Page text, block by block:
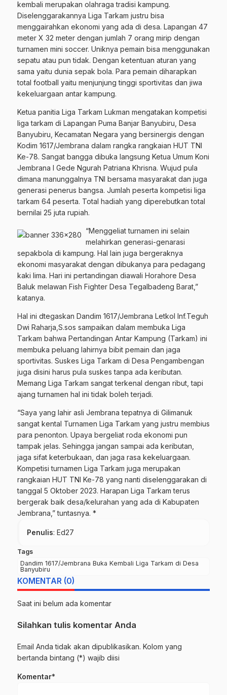
kembali merupakan olahraga tradisi kampung.
Diselenggarakannya Liga Tarkam justru bisa
menggairahkan ekonomi yang ada di desa. Lapangan 47
meter X 32 meter dengan jumlah 7 orang mirip dengan
turnamen mini soccer. Uniknya pemain bisa menggunakan
sepatu atau pun tidak. Dengan ketentuan aturan yang
sama yaitu dunia sepak bola. Para pemain diharapkan
total football yaitu menjunjung tinggi sportivitas dan jiwa
kekeluargaan antar kampung.
Ketua panitia Liga Tarkam Lukman mengatakan kompetisi
liga tarkam di Lapangan Puma Banjar Banyubiru, Desa
Banyubiru, Kecamatan Negara yang bersinergis dengan
Kodim 1617/Jembrana dalam rangka rangkaian HUT TNI
Ke-78. Sangat bangga dibuka langsung Ketua Umum Koni
Jembrana I Gede Ngurah Patriana Khrisna. Wujud pula
dimana manunggalnya TNI bersama masyarakat dan juga
generasi penerus bangsa. Jumlah peserta kompetisi liga
tarkam 64 peserta. Total hadiah yang diperebutkan total
bernilai 25 juta rupiah.
“Menggeliat turnamen ini selain
melahirkan generasi-genarasi
sepakbola di kampung. Hal lain juga bergeraknya
ekonomi masyarakat dengan dibukanya para pedagang
kaki lima. Hari ini pertandingan diawali Horahore Desa
Baluk melawan Fish Fighter Desa Tegalbadeng Barat,”
katanya.
Hal ini dtegaskan Dandim 1617/Jembrana Letkol Inf.Teguh
Dwi Raharja,S.sos sampaikan dalam membuka Liga
Tarkam bahwa Pertandingan Antar Kampung (Tarkam) ini
membuka peluang lahirnya bibit pemain dan jaga
sportivitas. Suskes Liga Tarkam di Desa Pengambengan
juga disini harus pula suskes tanpa ada keributan.
Memang Liga Tarkam sangat terkenal dengan ribut, tapi
ajang turnamen hal ini tidak boleh terjadi.
“Saya yang lahir asli Jembrana tepatnya di Gilimanuk
sangat kental Turnamen Liga Tarkam yang justru membius
para penonton. Upaya bergeliat roda ekonomi pun
tampak jelas. Sehingga jangan sampai ada keributan,
jaga sifat keterbukaan, dan jaga rasa kekeluargaan.
Kompetisi turnamen Liga Tarkam juga merupakan
rangkaian HUT TNI Ke-78 yang nanti diselenggarakan di
tanggal 5 Oktober 2023. Harapan Liga Tarkam terus
bergerak baik desa/kelurahan yang ada di Kabupaten
Jembrana,” tuntasnya. *
Penulis: Ed27
Tags
Dandim 1617/Jembrana Buka Kembali Liga Tarkam di Desa
Banyubiru
KOMENTAR (0)
Saat ini belum ada komentar
Silahkan tulis komentar Anda
Email Anda tidak akan dipublikasikan. Kolom yang
bertanda bintang (*) wajib diisi
Komentar*